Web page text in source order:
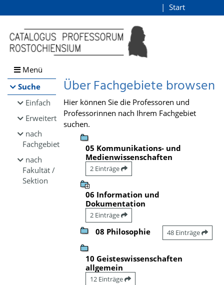
Browsen
direkt zum Inhalt
Start
Menü
Suche
Einfach
Erweitert
nach
Fachgebiet
nach
Fakultät /
Sektion
Über Fachgebiete browsen
Hier können Sie die Professoren und
Professorinnen nach Ihrem Fachgebiet
suchen.
05 Kommunikations- und
Medienwissenschaften
2 Einträge
06 Information und
Dokumentation
2 Einträge
08 Philosophie 48 Einträge
10 Geisteswissenschaften
allgemein
12 Einträge